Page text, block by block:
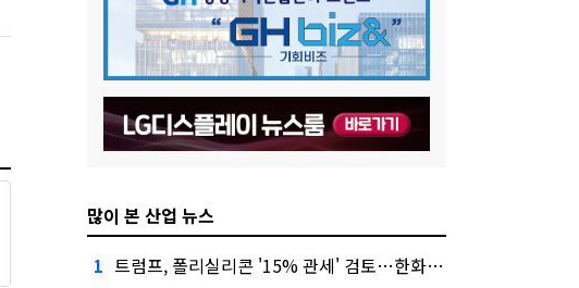
많이 본 산업 뉴스
1 트럼프, 폴리실리콘 '15% 관세' 검토…한화큐셀·OCI 영향은?